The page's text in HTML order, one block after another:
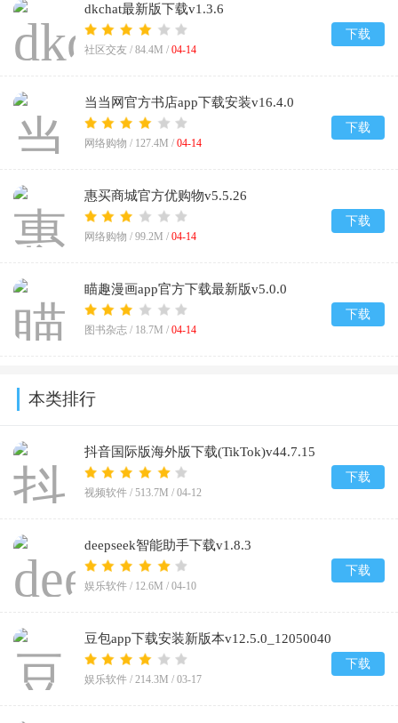
dkchat最新版下载v1.3.6
社区交友 / 84.4M / 04-14
下载
当当网官方书店app下载安装v16.4.0
网络购物 / 127.4M / 04-14
下载
惠买商城官方优购物v5.5.26
网络购物 / 99.2M / 04-14
下载
瞄趣漫画app官方下载最新版v5.0.0
图书杂志 / 18.7M / 04-14
下载
本类排行
抖音国际版海外版下载(TikTok)v44.7.15
视频软件 / 513.7M / 04-12
下载
deepseek智能助手下载v1.8.3
娱乐软件 / 12.6M / 04-10
下载
豆包app下载安装新版本v12.5.0_12050040
娱乐软件 / 214.3M / 03-17
下载